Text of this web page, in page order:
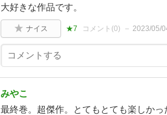
大好きな作品です。
ナイス ★7 コメント(0) 2023/05/
みやこ
最終巻。超傑作。とてもとても楽しか